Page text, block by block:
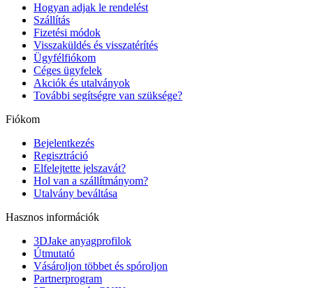
Hogyan adjak le rendelést
Szállítás
Fizetési módok
Visszaküldés és visszatérítés
Ügyfélfiókom
Céges ügyfelek
Akciók és utalványok
További segítségre van szüksége?
Fiókom
Bejelentkezés
Regisztráció
Elfelejtette jelszavát?
Hol van a szállítmányom?
Utalvány beváltása
Hasznos információk
3DJake anyagprofilok
Útmutató
Vásároljon többet és spóroljon
Partnerprogram